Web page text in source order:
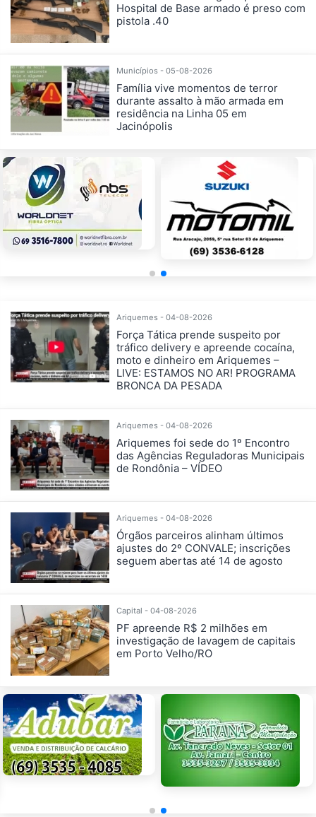
Hospital de Base armado é preso com
pistola .40
Municípios - 05-08-2026
Família vive momentos de terror
durante assalto à mão armada em
residência na Linha 05 em
Jacinópolis
Ariquemes - 04-08-2026
Força Tática prende suspeito por
tráfico delivery e apreende cocaína,
moto e dinheiro em Ariquemes –
LIVE: ESTAMOS NO AR! PROGRAMA
BRONCA DA PESADA
Ariquemes - 04-08-2026
Ariquemes foi sede do 1º Encontro
das Agências Reguladoras Municipais
de Rondônia – VÍDEO
Ariquemes - 04-08-2026
Órgãos parceiros alinham últimos
ajustes do 2º CONVALE; inscrições
seguem abertas até 14 de agosto
Capital - 04-08-2026
PF apreende R$ 2 milhões em
investigação de lavagem de capitais
em Porto Velho/RO